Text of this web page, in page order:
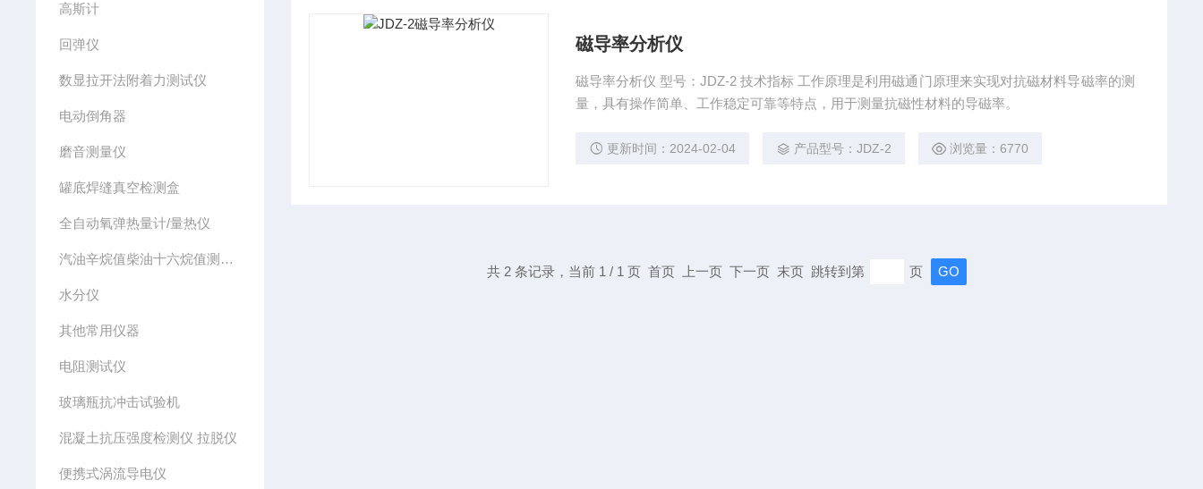
高斯计
回弹仪
数显拉开法附着力测试仪
电动倒角器
磨音测量仪
罐底焊缝真空检测盒
全自动氧弹热量计/量热仪
汽油辛烷值柴油十六烷值测定仪
水分仪
其他常用仪器
电阻测试仪
玻璃瓶抗冲击试验机
混凝土抗压强度检测仪 拉脱仪
便携式涡流导电仪
磁导率分析仪
磁导率分析仪 型号：JDZ-2 技术指标 工作原理是利用磁通门原理来实现对抗磁材料导磁率的测
量，具有操作简单、工作稳定可靠等特点，用于测量抗磁性材料的导磁率。
更新时间：2024-02-04 产品型号：JDZ-2 浏览量：6770
共 2 条记录，当前 1 / 1 页 首页 上一页 下一页 末页 跳转到第 页